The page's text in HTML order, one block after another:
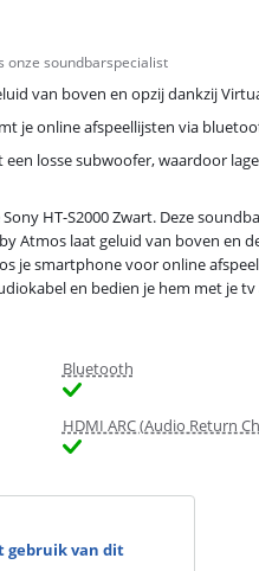
onze soundbarspecialist
van boven en opzij dankzij
je online afspeellijsten via
een losse subwoofer, waardoor
HT-S2000 Zwart. Deze
Atmos laat geluid van boven en
je smartphone voor online
en bedien je hem met je
Bluetooth
HDMI ARC (Audio Return
gebruik van dit